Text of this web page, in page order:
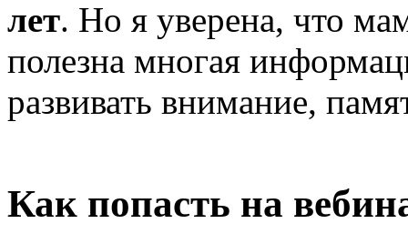
лет. Но я уверена, что
полезна многая
развивать внимание,
Как попасть на